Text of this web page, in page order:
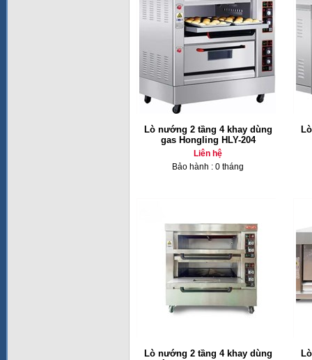
Lò nướng 2 tầng 4 khay dùng
gas Hongling HLY-204
Liên hệ
Bảo hành : 0 tháng
Lò nướng 2 tầng 4 khay dùng